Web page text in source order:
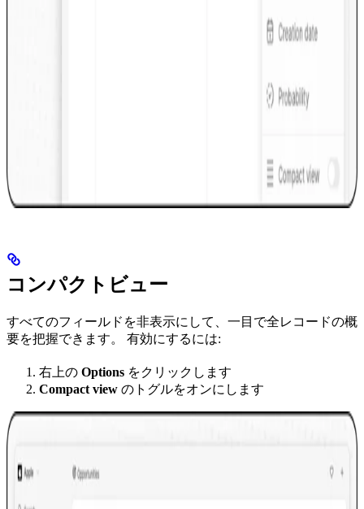
コンパクトビュー
すべてのフィールドを非表示にして、一目で全レコードの概
要を把握できます。 有効にするには:
右上の Options をクリックします
Compact view のトグルをオンにします